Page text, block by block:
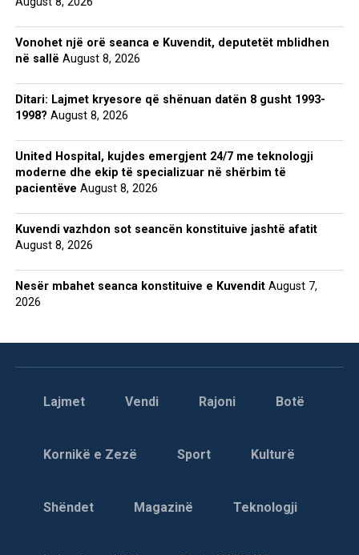
Vonohet një orë seanca e Kuvendit, deputetët mblidhen
në sallë August 8, 2026
Ditari: Lajmet kryesore që shënuan datën 8 gusht 1993-
1998? August 8, 2026
United Hospital, kujdes emergjent 24/7 me teknologji
moderne dhe ekip të specializuar në shërbim të
pacientëve August 8, 2026
Kuvendi vazhdon sot seancën konstituive jashtë afatit
August 8, 2026
Nesër mbahet seanca konstituive e Kuvendit August 7,
2026
Lajmet Vendi Rajoni Botë
Kornikë e Zezë Sport Kulturë
Shëndet Magazinë Teknologji